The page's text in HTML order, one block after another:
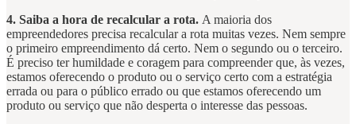
4. Saiba a hora de recalcular a rota. A maioria dos
empreendedores precisa recalcular a rota muitas vezes. Nem sempre
o primeiro empreendimento dá certo. Nem o segundo ou o terceiro.
É preciso ter humildade e coragem para compreender que, às vezes,
estamos oferecendo o produto ou o serviço certo com a estratégia
errada ou para o público errado ou que estamos oferecendo um
produto ou serviço que não desperta o interesse das pessoas.